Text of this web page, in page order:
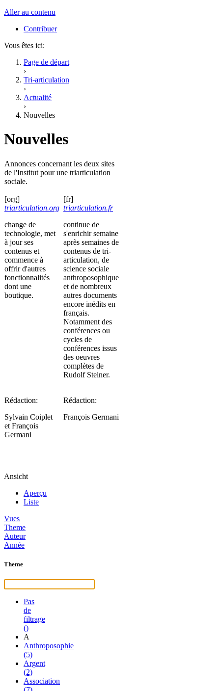
Aller au contenu
Contribuer
Vous êtes ici:
Page de départ
›
Tri-articulation
›
Actualité
›
Nouvelles
Nouvelles
Annonces concernant les deux sites
de l'Institut pour une triarticulation
sociale.
[org]
triarticulation.org
change de
technologie, met
à jour ses
contenus et
commence à
offrir d'autres
fonctionnalités
dont une
boutique.
[fr]
triarticulation.fr
continue de
s'enrichir semaine
après semaines de
contenus de tri-
articulation, de
science sociale
anthroposophique
et de nombreux
autres documents
encore inédits en
français.
Notamment des
conférences ou
cycles de
conférences issus
des oeuvres
complètes de
Rudolf Steiner.
Rédaction:
Sylvain Coiplet
et François
Germani
Rédaction:
François Germani
Ansicht
Aperçu
Liste
Vues
Theme
Auteur
Année
Theme
Pas
de
filtrage
()
A
Anthroposophie
(5)
Argent
(2)
Association